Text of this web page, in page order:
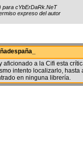
cYbErDaRk.NeT
expreso del autor
aficionado a la Cifi esta
intento localizarlo,
en ninguna librería.